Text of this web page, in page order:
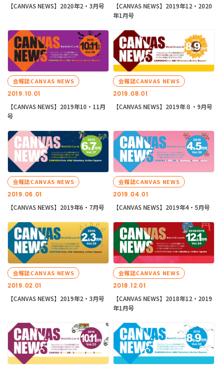
【CANVAS NEWS】2020年2・3月号
【CANVAS NEWS】2019年12・2020
年1月号
2019.10.01
会報誌CANVAS NEWS
【CANVAS NEWS】2019年10・11月
号
2019.08.01
会報誌CANVAS NEWS
【CANVAS NEWS】2019年８・9月号
2019.06.01
会報誌CANVAS NEWS
【CANVAS NEWS】2019年6・7月号
2019.04.01
会報誌CANVAS NEWS
【CANVAS NEWS】2019年4・5月号
2019.02.01
会報誌CANVAS NEWS
【CANVAS NEWS】2019年2・3月号
2018.12.01
会報誌CANVAS NEWS
【CANVAS NEWS】2018年12・2019
年1月号